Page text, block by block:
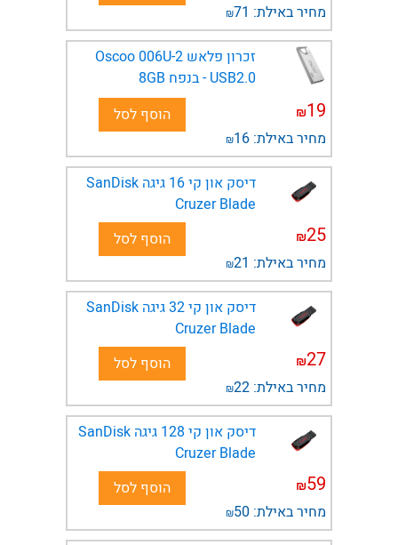
מחיר באילת: 71
₪
זכרון פלאש Oscoo 006U-2
USB2.0 - בנפח 8GB
19
₪
מחיר באילת: 16
₪
הוסף לסל
דיסק און קי 16 גיגה SanDisk
Cruzer Blade
25
₪
מחיר באילת: 21
₪
הוסף לסל
דיסק און קי 32 גיגה SanDisk
Cruzer Blade
27
₪
מחיר באילת: 22
₪
הוסף לסל
דיסק און קי 128 גיגה SanDisk
Cruzer Blade
59
₪
מחיר באילת: 50
₪
הוסף לסל